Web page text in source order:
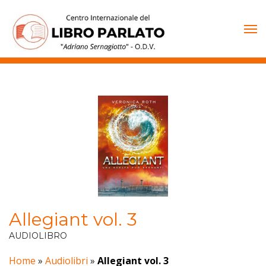
contenuto
Allegiant vol. 3
AUDIOLIBRO
Home » Audiolibri » Allegiant vol. 3